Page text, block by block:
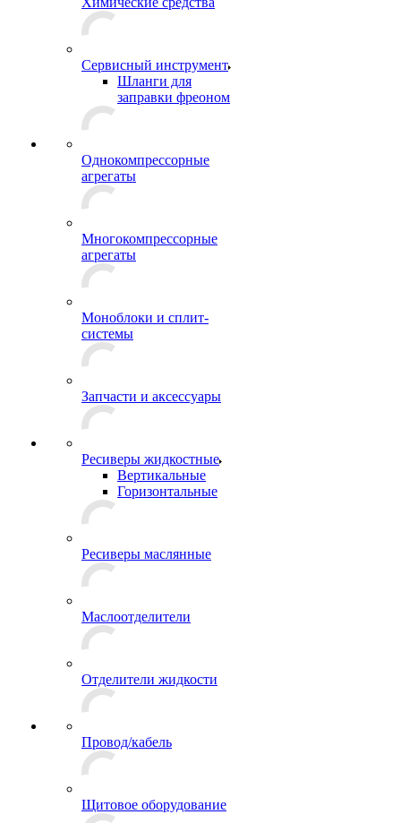
Сервисный инструмент
Шланги для
заправки фреоном
Однокомпрессорные
агрегаты
Многокомпрессорные
агрегаты
Моноблоки и сплит-
системы
Запчасти и аксессуары
Ресиверы жидкостные
Вертикальные
Горизонтальные
Ресиверы маслянные
Маслоотделители
Отделители жидкости
Провод/кабель
Щитовое оборудование